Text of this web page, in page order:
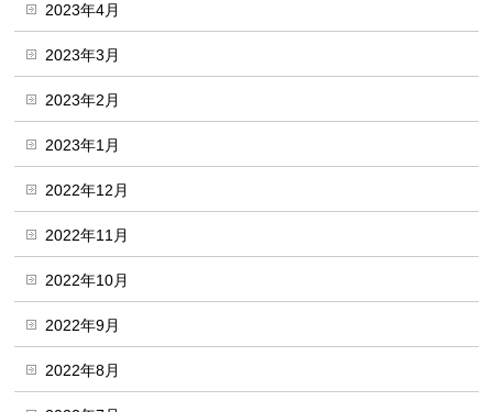
2023年4月
2023年3月
2023年2月
2023年1月
2022年12月
2022年11月
2022年10月
2022年9月
2022年8月